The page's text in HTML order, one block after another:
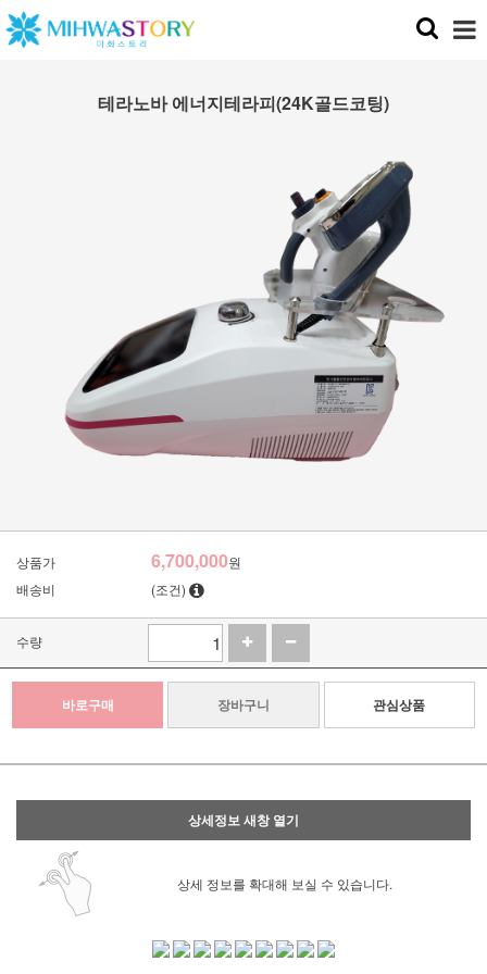
테라노바 에너지테라피(24K골드코팅)
상품가 6,700,000원
배송비
(조건)
수량
바로구매 장바구니 관심상품
상세정보 새창 열기
상세 정보를 확대해 보실 수 있습니다.